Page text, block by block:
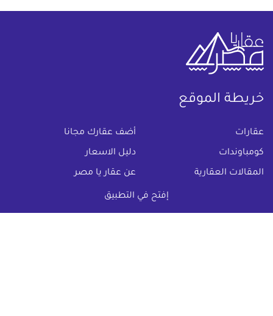
إفتح في التطبيق
خريطة الموقع
عقارات أضف عقارك مجانا
كومباوندات دليل الاسعار
المقالات العقارية عن عقار يا مصر
تواصل معنا
اتفاقية الخصوصية